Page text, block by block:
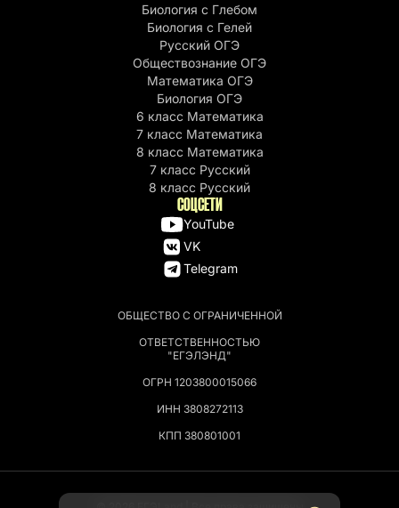
ОБЩЕСТВО С ОГРАНИЧЕННОЙ
ОТВЕТСТВЕННОСТЬЮ
"ЕГЭЛЭНД"
ОГРН 1203800015066
ИНН 3808272113
КПП 380801001
Биология с Глебом
Биология с Гелей
Русский ОГЭ
Обществознание ОГЭ
Математика ОГЭ
Биология ОГЭ
6 класс Математика
7 класс Математика
8 класс Математика
7 класс Русский
8 класс Русский
СОЦСЕТИ
YouTube
VK
Telegram